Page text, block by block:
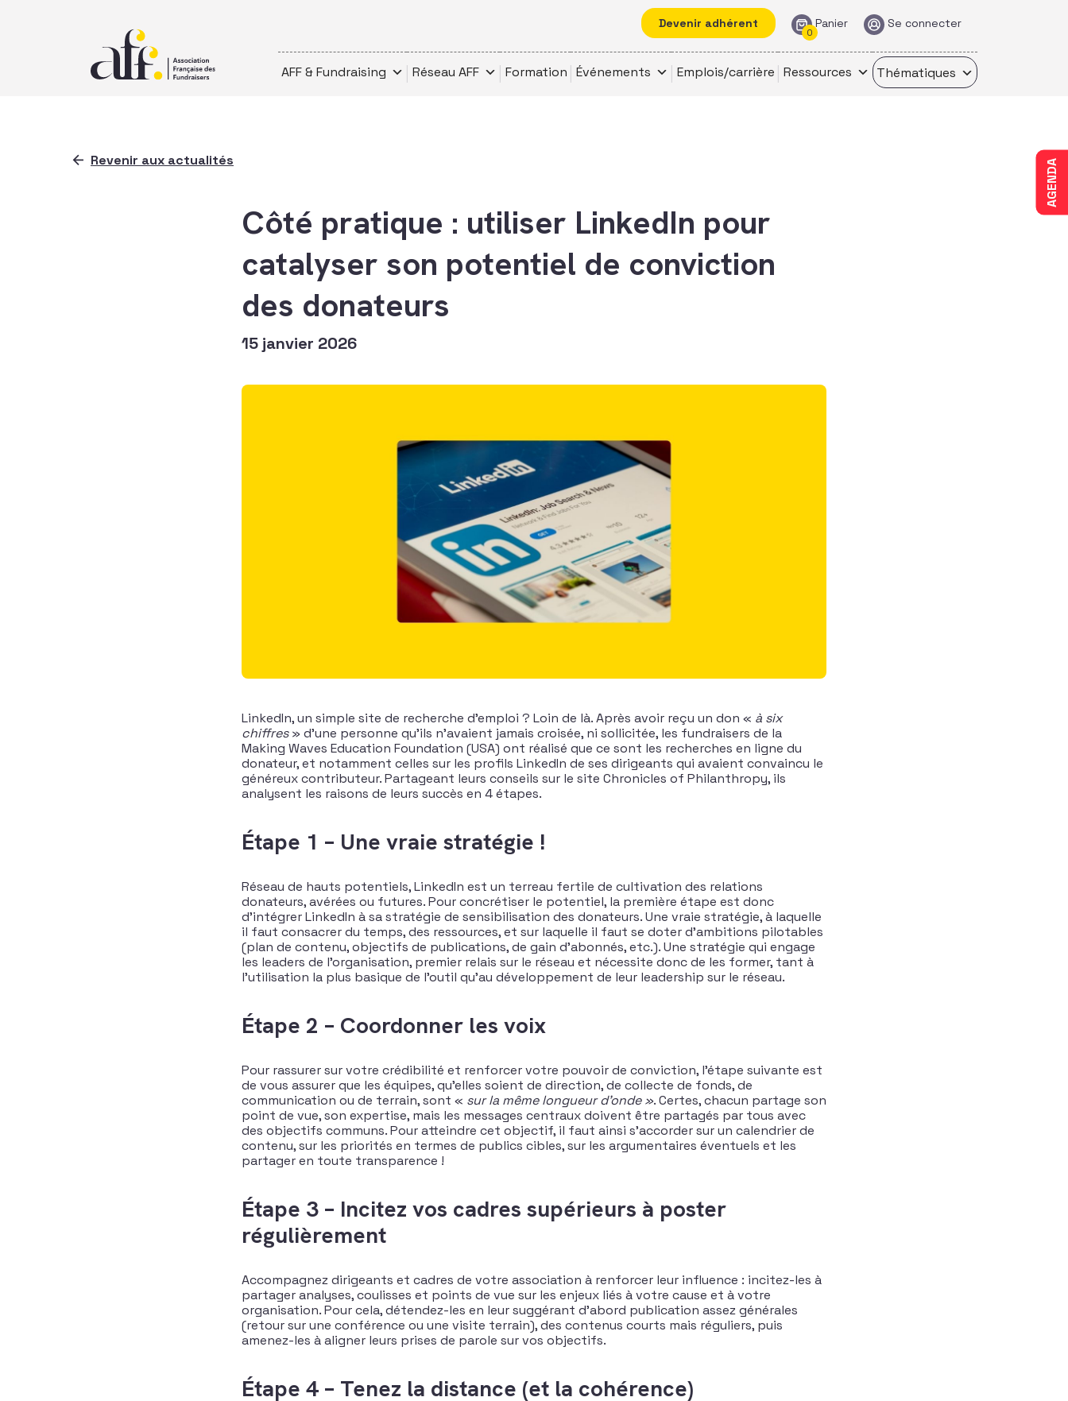
Devenir adhérent Panier
0
Se connecter
AFF & Fundraising Réseau AFF Formation Événements Emplois/carrière Ressources Thématiques
AGENDA
Revenir aux actualités
Côté pratique : utiliser LinkedIn pour
catalyser son potentiel de conviction
des donateurs
15 janvier 2026
LinkedIn, un simple site de recherche d’emploi ? Loin de là. Après avoir reçu un don « à six
chiffres» d’une personne qu’ils n’avaient jamais croisée, ni sollicitée, les fundraisers de la
Making Waves Education Foundation (USA) ont réalisé que ce sont les recherches en ligne du
donateur, et notamment celles sur les profils LinkedIn de ses dirigeants qui avaient convaincu le
généreux contributeur. Partageant leurs conseils sur le site Chronicles of Philanthropy, ils
analysent les raisons de leurs succès en 4 étapes.
Étape 1 – Une vraie stratégie !
Réseau de hauts potentiels, LinkedIn est un terreau fertile de cultivation des relations
donateurs, avérées ou futures. Pour concrétiser le potentiel, la première étape est donc
d’intégrer LinkedIn à sa stratégie de sensibilisation des donateurs. Une vraie stratégie, à laquelle
il faut consacrer du temps, des ressources, et sur laquelle il faut se doter d’ambitions pilotables
(plan de contenu, objectifs de publications, de gain d’abonnés, etc.). Une stratégie qui engage
les leaders de l’organisation, premier relais sur le réseau et nécessite donc de les former, tant à
l’utilisation la plus basique de l’outil qu’au développement de leur leadership sur le réseau.
Étape 2 – Coordonner les voix
Pour rassurer sur votre crédibilité et renforcer votre pouvoir de conviction, l’étape suivante est
de vous assurer que les équipes, qu’elles soient de direction, de collecte de fonds, de
communication ou de terrain, sont « sur la même longueur d’onde ». Certes, chacun partage son
point de vue, son expertise, mais les messages centraux doivent être partagés par tous avec
des objectifs communs. Pour atteindre cet objectif, il faut ainsi s’accorder sur un calendrier de
contenu, sur les priorités en termes de publics cibles, sur les argumentaires éventuels et les
partager en toute transparence !
Étape 3 – Incitez vos cadres supérieurs à poster
régulièrement
Accompagnez dirigeants et cadres de votre association à renforcer leur influence : incitez-les à
partager analyses, coulisses et points de vue sur les enjeux liés à votre cause et à votre
organisation. Pour cela, détendez-les en leur suggérant d’abord publication assez générales
(retour sur une conférence ou une visite terrain), des contenus courts mais réguliers, puis
amenez-les à aligner leurs prises de parole sur vos objectifs.
Étape 4 – Tenez la distance (et la cohérence)